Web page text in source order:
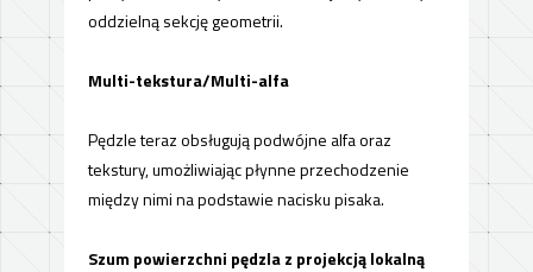
oddzielną sekcję geometrii.
Multi-tekstura/Multi-alfa
Pędzle teraz obsługują podwójne alfa oraz
tekstury, umożliwiając płynne przechodzenie
między nimi na podstawie nacisku pisaka.
Szum powierzchni pędzla z projekcją lokalną